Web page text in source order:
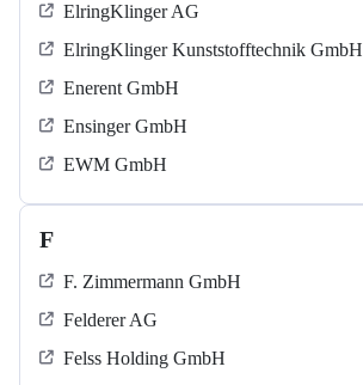
ElringKlinger AG
ElringKlinger Kunststofftechnik GmbH
Enerent GmbH
Ensinger GmbH
EWM GmbH
F
F. Zimmermann GmbH
Felderer AG
Felss Holding GmbH